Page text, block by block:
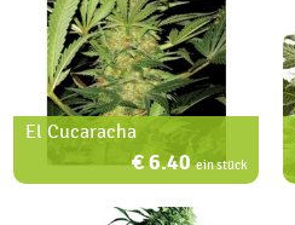
El Cucaracha
€ 6.40ein stück